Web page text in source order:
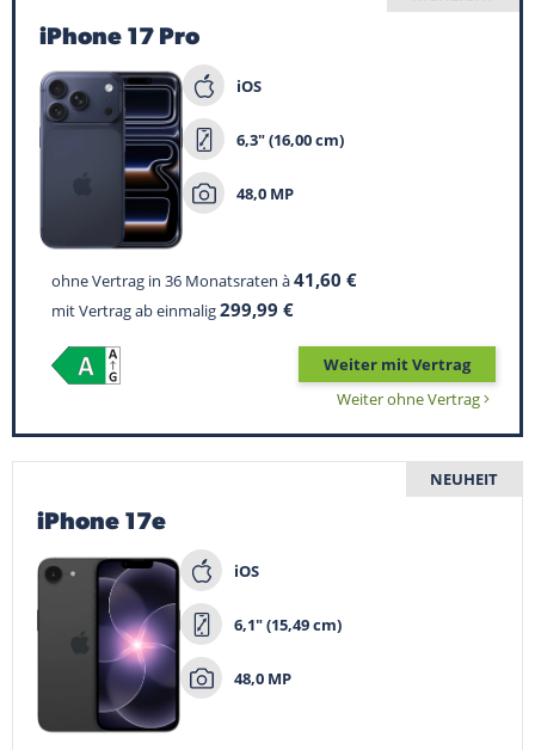
iPhone 17 Pro
iOS
6,3" (16,00 cm)
48,0 MP
ohne Vertrag in 36 Monatsraten à41,60 €
mit Vertrag ab einmalig299,99 €
Weiter mit Vertrag
Weiter ohne Vertrag
NEUHEIT
iPhone 17e
iOS
6,1" (15,49 cm)
48,0 MP